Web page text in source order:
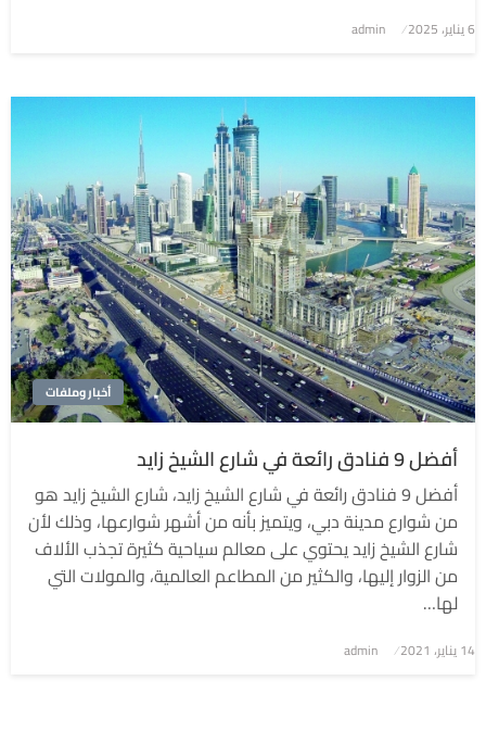
نُشر
في6 يناير، 2025 admin
أخبار وملفات
أفضل 9 فنادق رائعة في شارع الشيخ زايد
أفضل 9 فنادق رائعة في شارع الشيخ زايد، شارع الشيخ زايد هو
من شوارع مدينة دبي، ويتميز بأنه من أشهر شوارعها، وذلك لأن
شارع الشيخ زايد يحتوي على معالم سياحية كثيرة تجذب الألاف
من الزوار إليها، والكثير من المطاعم العالمية، والمولات التي
لها…
نُشر
14 يناير، 2021 admin